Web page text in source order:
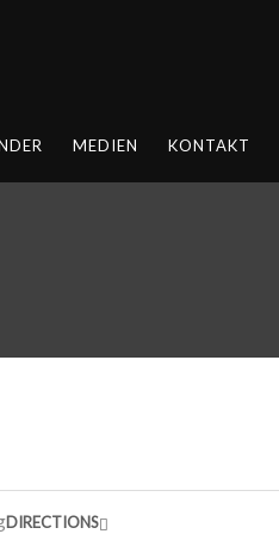
MEDIEN KONTAKT
DIRECTIONS